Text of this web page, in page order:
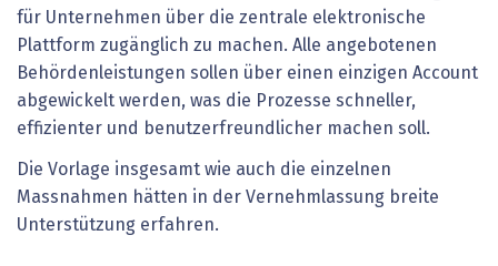
für Unternehmen über die zentrale elektronische
Plattform zugänglich zu machen. Alle angebotenen
Behördenleistungen sollen über einen einzigen Account
abgewickelt werden, was die Prozesse schneller,
effizienter und benutzerfreundlicher machen soll.
Die Vorlage insgesamt wie auch die einzelnen
Massnahmen hätten in der Vernehmlassung breite
Unterstützung erfahren.